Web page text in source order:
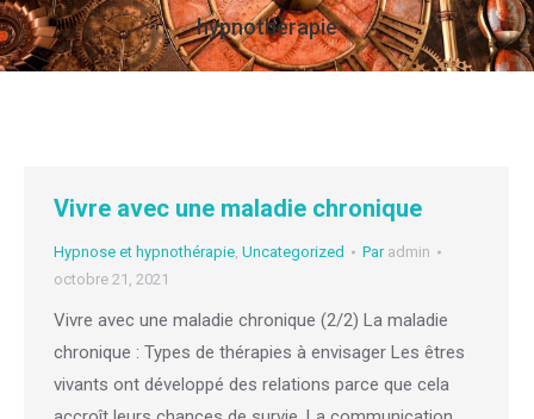
hypnothérapie
Vous êtes ici :
Vivre avec une maladie chronique
Hypnose et hypnothérapie, Uncategorized Par admin
octobre 21, 2021
Vivre avec une maladie chronique (2/2) La maladie
chronique : Types de thérapies à envisager Les êtres
vivants ont développé des relations parce que cela